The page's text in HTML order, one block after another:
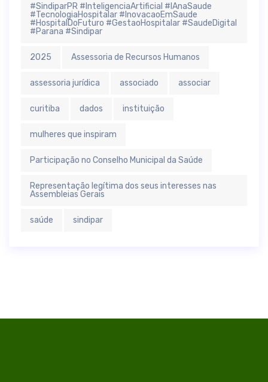
#SindiparPR #InteligenciaArtificial #IAnaSaude
#TecnologiaHospitalar #InovacaoEmSaude
#HospitalDoFuturo #GestaoHospitalar #SaudeDigital
#Parana #Sindipar
2025 Assessoria de Recursos Humanos
assessoria jurídica associado associar
curitiba dados instituição
mulheres que inspiram
Participação no Conselho Municipal da Saúde
Representação legítima dos seus interesses nas
Assembleias Gerais
saúde sindipar